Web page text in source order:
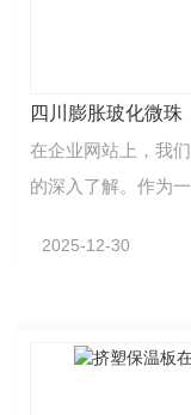
四川膨胀玻化微珠
在企业网站上，我
的深入了解。作为
2025-12-30